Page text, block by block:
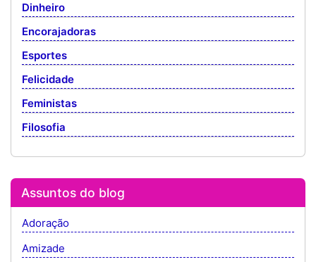
Dinheiro
Encorajadoras
Esportes
Felicidade
Feministas
Filosofia
Assuntos do blog
Adoração
Amizade